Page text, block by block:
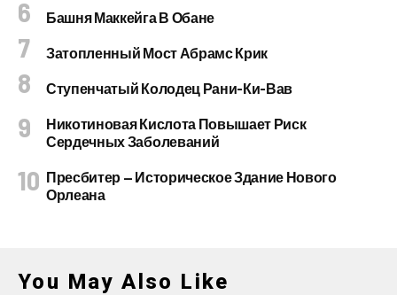
Башня Маккейга В Обане
Затопленный Мост Абрамс Крик
Ступенчатый Колодец Рани-Ки-Вав
Никотиновая Кислота Повышает Риск
Сердечных Заболеваний
Пресбитер — Историческое Здание Нового
Орлеана
You May Also Like